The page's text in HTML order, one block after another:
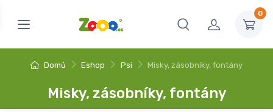
0
Domů Eshop Psi Misky, zásobníky, fontány
Misky, zásobníky, fontány